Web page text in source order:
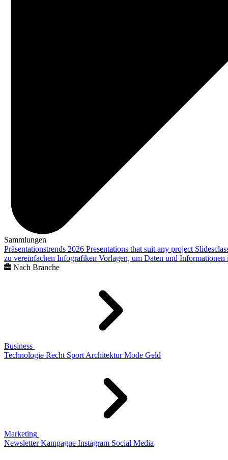
Sammlungen
Präsentationstrends 2026 Presentations that suit any project
zu vereinfachen Infografiken Vorlagen, um Daten und
Nach Branche
Business
Technologie Recht Sport Architektur Mode Geld
Marketing
Newsletter Kampagne Instagram Social Media